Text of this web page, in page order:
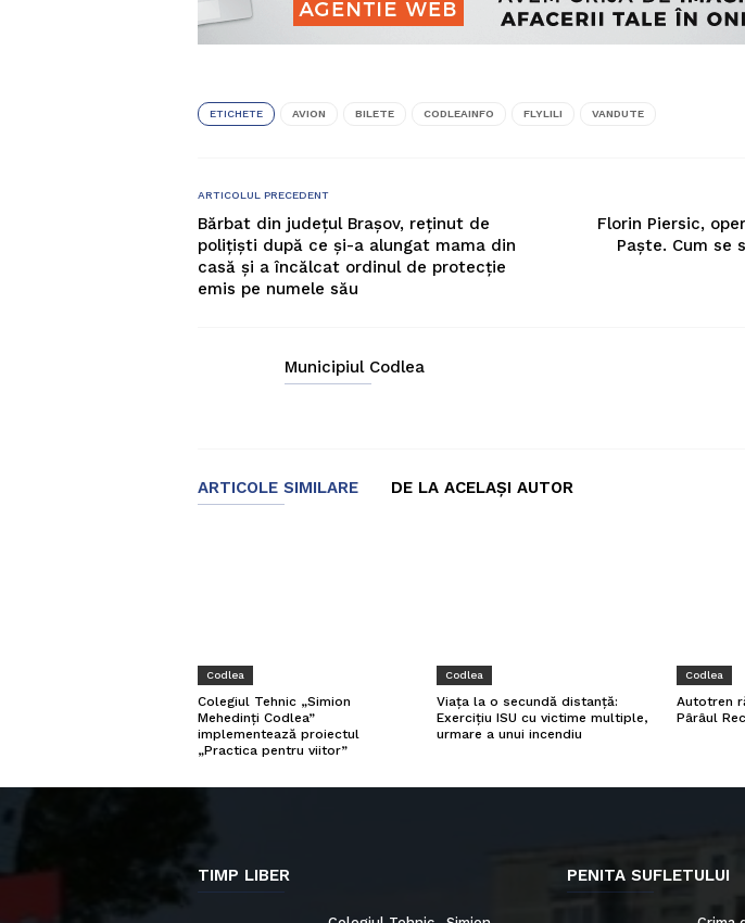
ETICHETE AVION BILETE CODLEAINFO FLYLILI VANDUTE
ARTICOLUL PRECEDENT
Bărbat din județul Brașov, reținut de
polițiști după ce și-a alungat mama din
casă și a încălcat ordinul de protecție
emis pe numele său
Florin Piersic,
Paște. Cum se
Municipiul Codlea
ARTICOLE SIMILARE DE LA ACELAȘI AUTOR
Codlea
Colegiul Tehnic „Simion
Mehedinți Codlea”
implementează proiectul
„Practica pentru viitor”
Codlea
Viața la o secundă distanță:
Exercițiu ISU cu victime multiple,
urmare a unui incendiu
Codlea
Autotren
Pârâul
TIMP LIBER PENITA SUFLETULUI